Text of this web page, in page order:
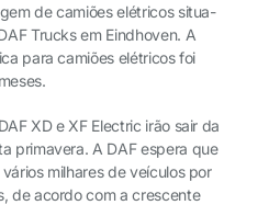
de camiões elétricos situa-
Trucks em Eindhoven. A
para camiões elétricos foi
XD e XF Electric irão sair da
primavera. A DAF espera que
milhares de veículos por
de acordo com a crescente